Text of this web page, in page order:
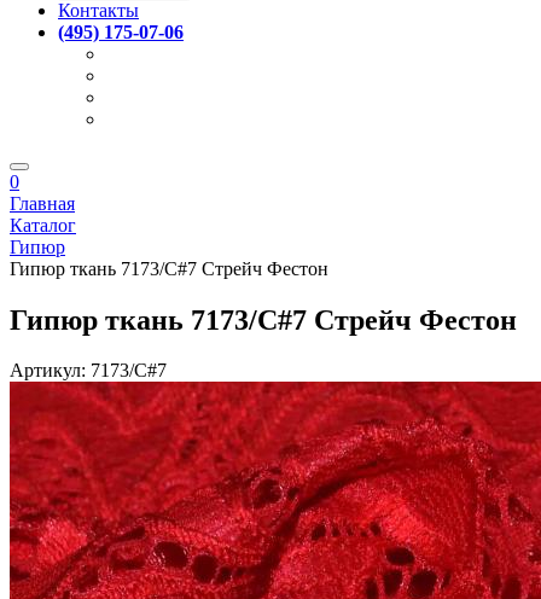
Контакты
(495) 175-07-06
0
Главная
Каталог
Гипюр
Гипюр ткань 7173/C#7 Стрейч Фестон
Гипюр ткань 7173/C#7 Стрейч Фестон
Артикул: 7173/C#7